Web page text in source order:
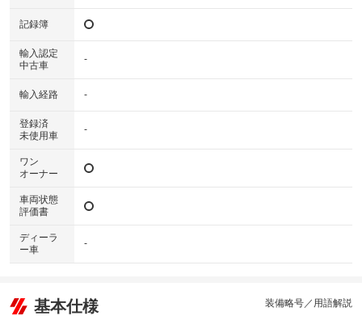
記録簿
輸入認定
中古車
-
輸入経路 -
登録済
未使用車
-
ワン
オーナー
車両状態
評価書
ディーラ
ー車
-
基本仕様 装備略号／用語解説